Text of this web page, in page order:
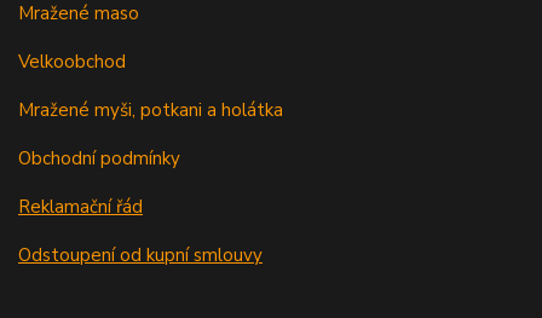
Mražené maso
Velkoobchod
Mražené myši, potkani a holátka
Obchodní podmínky
Reklamační řád
Odstoupení od kupní smlouvy